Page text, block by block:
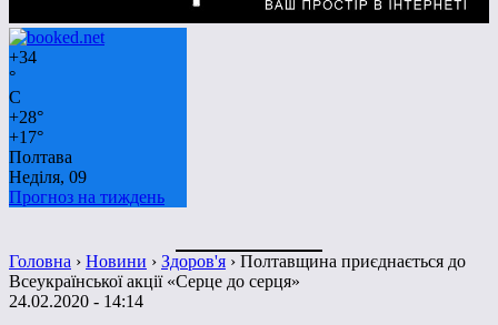
+34
°
C
+28°
+17°
Полтава
Неділя, 09
Прогноз на тиждень
Головна › Новини › Здоров'я › Полтавщина приєднається до
Всеукраїнської акції «Серце до серця»
24.02.2020 - 14:14